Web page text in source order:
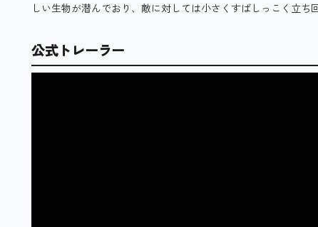
しい生物が潜んでおり、敵に対しては小さくすばしっこく立ち
公式トレーラー